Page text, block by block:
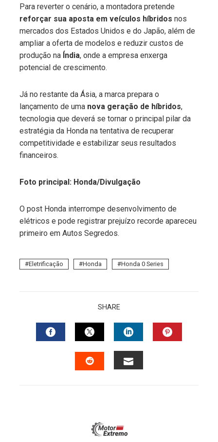
Para reverter o cenário, a montadora pretende
reforçar sua aposta em veículos híbridos nos
mercados dos Estados Unidos e do Japão, além de
ampliar a oferta de modelos e reduzir custos de
produção na Índia, onde a empresa enxerga
potencial de crescimento.
Já no restante da Ásia, a marca prepara o
lançamento de uma nova geração de híbridos,
tecnologia que deverá se tornar o principal pilar da
estratégia da Honda na tentativa de recuperar
competitividade e estabilizar seus resultados
financeiros.
Foto principal: Honda/Divulgação
O post Honda interrompe desenvolvimento de
elétricos e pode registrar prejuízo recorde apareceu
primeiro em Autos Segredos.
Eletrificação Honda Honda 0 Series
SHARE
FACEBOOKTWITTERLINKEDIN